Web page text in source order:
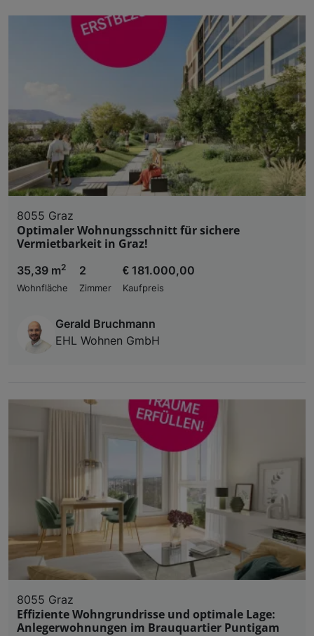
8055 Graz
Optimaler Wohnungsschnitt für sichere
Vermietbarkeit in Graz!
35,39 m2
Wohnfläche
2
Zimmer
€ 181.000,00
Kaufpreis
Gerald Bruchmann
EHL Wohnen GmbH
8055 Graz
Effiziente Wohngrundrisse und optimale Lage:
Anlegerwohnungen im Brauquartier Puntigam